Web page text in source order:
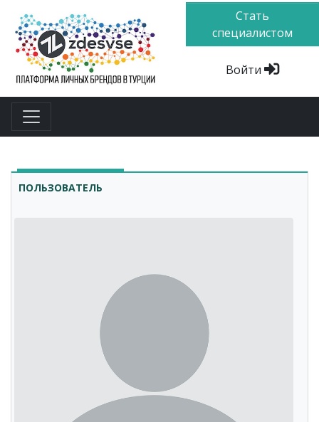
Стать
специалистом
Войти
ПОЛЬЗОВАТЕЛЬ